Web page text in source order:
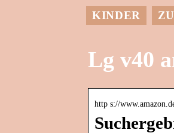
KINDER
Lg v40
http s://